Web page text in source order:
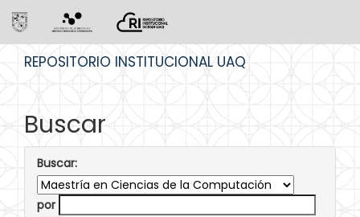
REPOSITORIO INSTITUCIONAL UAQ
Buscar
Buscar:
por